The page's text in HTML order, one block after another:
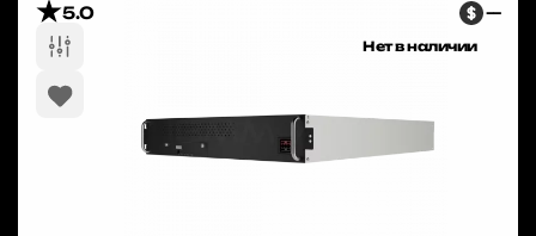
—
Нет в наличии
5.0